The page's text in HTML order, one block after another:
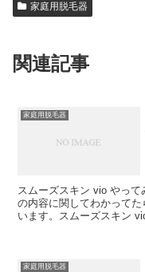
家庭用脱毛器
関連記事
家庭用脱毛器
スムーズスキン vio やって
の内容に関してわかって
います。スムーズスキン
家庭用脱毛器